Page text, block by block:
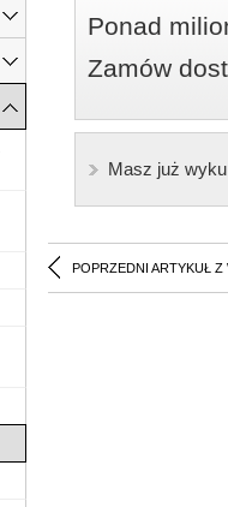
Ponad
Zamów
Masz już
POPRZEDNI ARTYKUŁ Z